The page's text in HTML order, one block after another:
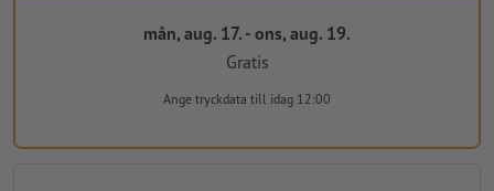
mån, aug. 17. - ons, aug. 19.
Gratis
Ange tryckdata till idag 12:00